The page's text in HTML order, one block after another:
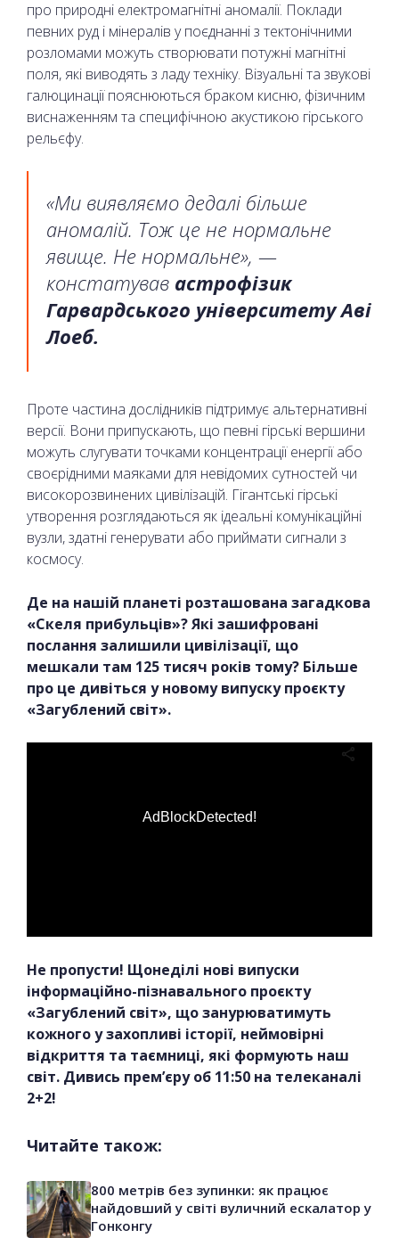
про природні електромагнітні аномалії. Поклади
певних руд і мінералів у поєднанні з тектонічними
розломами можуть створювати потужні магнітні
поля, які виводять з ладу техніку. Візуальні та звукові
галюцинації пояснюються браком кисню, фізичним
виснаженням та специфічною акустикою гірського
рельєфу.
«Ми виявляємо дедалі більше
аномалій. Тож це не нормальне
явище. Не нормальне», —
констатував астрофізик
Гарвардського університету Аві
Лоеб.
Проте частина дослідників підтримує альтернативні
версії. Вони припускають, що певні гірські вершини
можуть слугувати точками концентрації енергії або
своєрідними маяками для невідомих сутностей чи
високорозвинених цивілізацій. Гігантські гірські
утворення розглядаються як ідеальні комунікаційні
вузли, здатні генерувати або приймати сигнали з
космосу.
Де на нашій планеті розташована загадкова
«Скеля прибульців»? Які зашифровані
послання залишили цивілізації, що
мешкали там 125 тисяч років тому? Більше
про це дивіться у новому випуску проєкту
«Загублений світ».
AdBlockDetected!
Не пропусти! Щонеділі нові випуски
інформаційно-пізнавального проєкту
«Загублений світ», що занурюватимуть
кожного у захопливі історії, неймовірні
відкриття та таємниці, які формують наш
світ. Дивись прем’єру об 11:50 на телеканалі
2+2!
Читайте також:
800 метрів без зупинки: як працює
найдовший у світі вуличний ескалатор у
Гонконгу